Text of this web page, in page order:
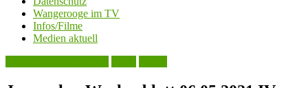
Wangerooge im TV
Infos/Filme
Medien aktuell